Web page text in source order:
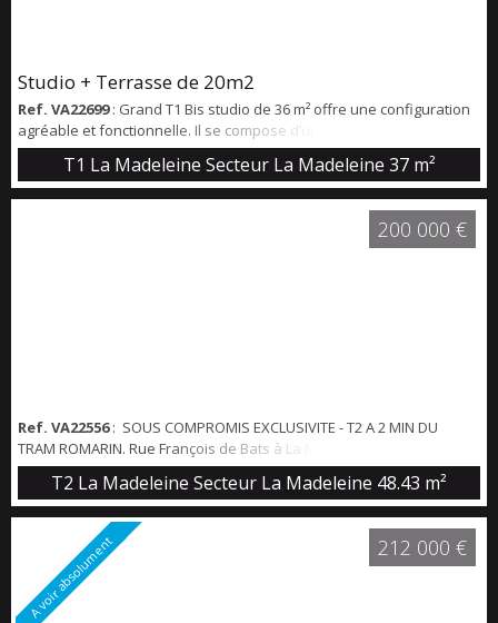
Studio + Terrasse de 20m2
Ref. VA22699: Grand T1 Bis studio de 36 m² offre une configuration
agréable et fonctionnelle. Il se compose d’une pièce de vie bien
agencée, d’une cuisine séparée aménagée et d’un coin nuit
pouvant être isolé du séjour. L’appartement bénéficie également
d’une belle terrasse d’environ 20 m², avec une vue dégagée sur un
parc arboré. Les charges de copropriété s’élèvent à environ 160 €
T1 La Madeleine Secteur La Madeleine 37 m²
Ref. VA22556: SOUS COMPROMIS EXCLUSIVITE - T2 A 2 MIN DU
TRAM ROMARIN. Rue François de Bats à La Madeleine, au 1er étage
d'une copropriété de style, magnifique appartement comprenant
un hall d'entrée, un beau salon de 20 m², une cuisine séparée, une
salle de bains ainsi qu'une chambre. Cave. Pour des
renseignements sur ce bien veuillez remplir le formulaire ci-après:
T2 La Madeleine Secteur La Madeleine 48.43 m²
200 000 €
A voir absolument 212 000 €